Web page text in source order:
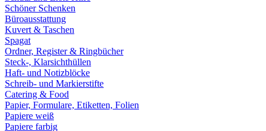
Schöner Schenken
Büroausstattung
Kuvert & Taschen
Spagat
Ordner, Register & Ringbücher
Steck-, Klarsichthüllen
Haft- und Notizblöcke
Schreib- und Markierstifte
Catering & Food
Papier, Formulare, Etiketten, Folien
Papiere weiß
Papiere farbig